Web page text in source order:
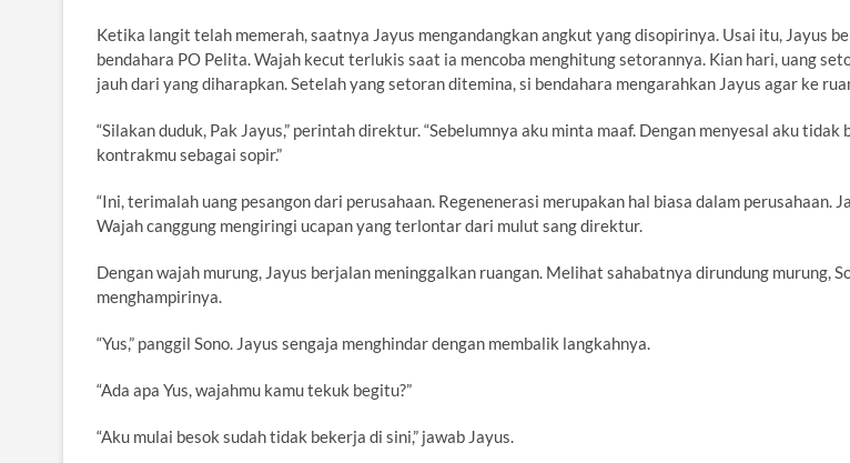
Ketika langit telah memerah, saatnya Jayus mengandangkan angkut yang disopirinya. Usai itu, Jayus
bendahara PO Pelita. Wajah kecut terlukis saat ia mencoba menghitung setorannya. Kian hari, uang
jauh dari yang diharapkan. Setelah yang setoran ditemina, si bendahara mengarahkan Jayus agar ke
“Silakan duduk, Pak Jayus,” perintah direktur. “Sebelumnya aku minta maaf. Dengan menyesal aku tidak
kontrakmu sebagai sopir.”
“Ini, terimalah uang pesangon dari perusahaan. Regenenerasi merupakan hal biasa dalam perusahaan.
Wajah canggung mengiringi ucapan yang terlontar dari mulut sang direktur.
Dengan wajah murung, Jayus berjalan meninggalkan ruangan. Melihat sahabatnya dirundung murung,
menghampirinya.
“Yus,” panggil Sono. Jayus sengaja menghindar dengan membalik langkahnya.
“Ada apa Yus, wajahmu kamu tekuk begitu?”
“Aku mulai besok sudah tidak bekerja di sini,” jawab Jayus.